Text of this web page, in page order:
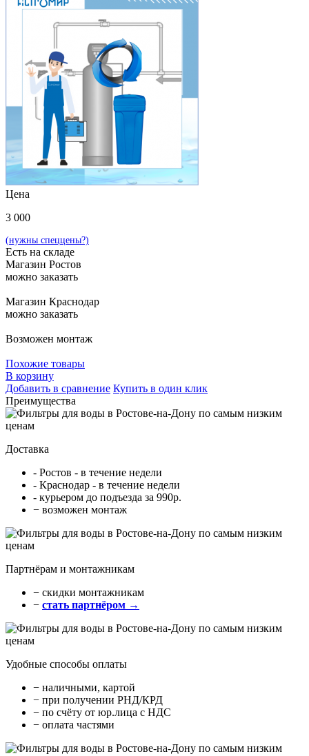
Цена
3 000
(нужны спеццены?)
Есть на складе
Магазин Ростов
можно заказать
Магазин Краснодар
можно заказать
Возможен монтаж
Похожие товары
В корзину
Добавить в сравнение Купить в один клик
Преимущества
Доставка
- Ростов - в течение недели
- Краснодар - в течение недели
- курьером до подъезда за 990р.
− возможен монтаж
Партнёрам и монтажникам
− cкидки монтажникам
− стать партнёром →
Удобные способы оплаты
− наличными, картой
− при получении РНД/КРД
− по счёту от юр.лица с НДС
− оплата частями